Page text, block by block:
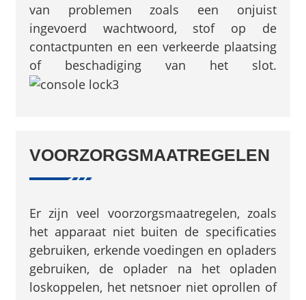
van problemen zoals een onjuist
ingevoerd wachtwoord, stof op de
contactpunten en een verkeerde plaatsing
of beschadiging van het slot.
VOORZORGSMAATREGELEN
Er zijn veel voorzorgsmaatregelen, zoals
het apparaat niet buiten de specificaties
gebruiken, erkende voedingen en opladers
gebruiken, de oplader na het opladen
loskoppelen, het netsnoer niet oprollen of